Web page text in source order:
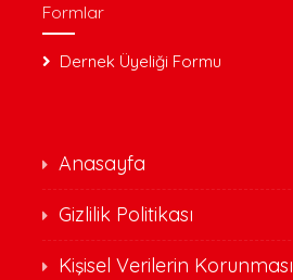
Formlar
Dernek Üyeliği Formu
Anasayfa
Gizlilik Politikası
Kişisel Verilerin Korunması